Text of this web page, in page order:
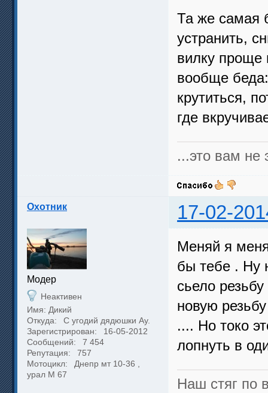
Та же самая
устранить,
вилку проще
вообще
крутиться,
где
...это вам не
Охотник 17-02-
Модер
Неактивен
Имя: Дикий
Откуда:
С угодий дядюшки Ау.
Зарегистрирован:
16-05-2012
Сообщений:
7 454
Репутация:
757
Мотоцикл:
Днепр мт 10-36 ,
урал М 67
Меняй я
бы тебе . Ну
сьело
новую
.... Но токо
лопнуть в
Наш стяг по